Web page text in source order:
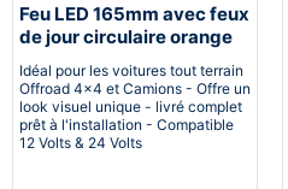
Feu LED 165mm avec feux
de jour circulaire orange
et blanc
Idéal pour les voitures tout terrain
Offroad 4x4 et Camions - Offre un
look visuel unique - livré complet
prêt à l'installation - Compatible
12 Volts & 24 Volts